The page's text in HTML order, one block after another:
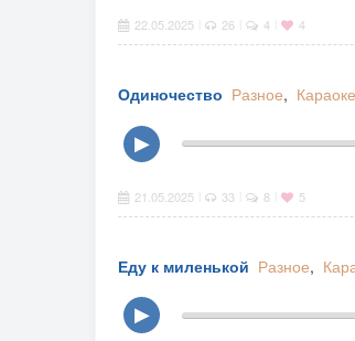
22.05.2025 26 4 4
Одиночество Разное, Караоке
▶
21.05.2025 33 8 5
Еду к миленькой Разное,
▶